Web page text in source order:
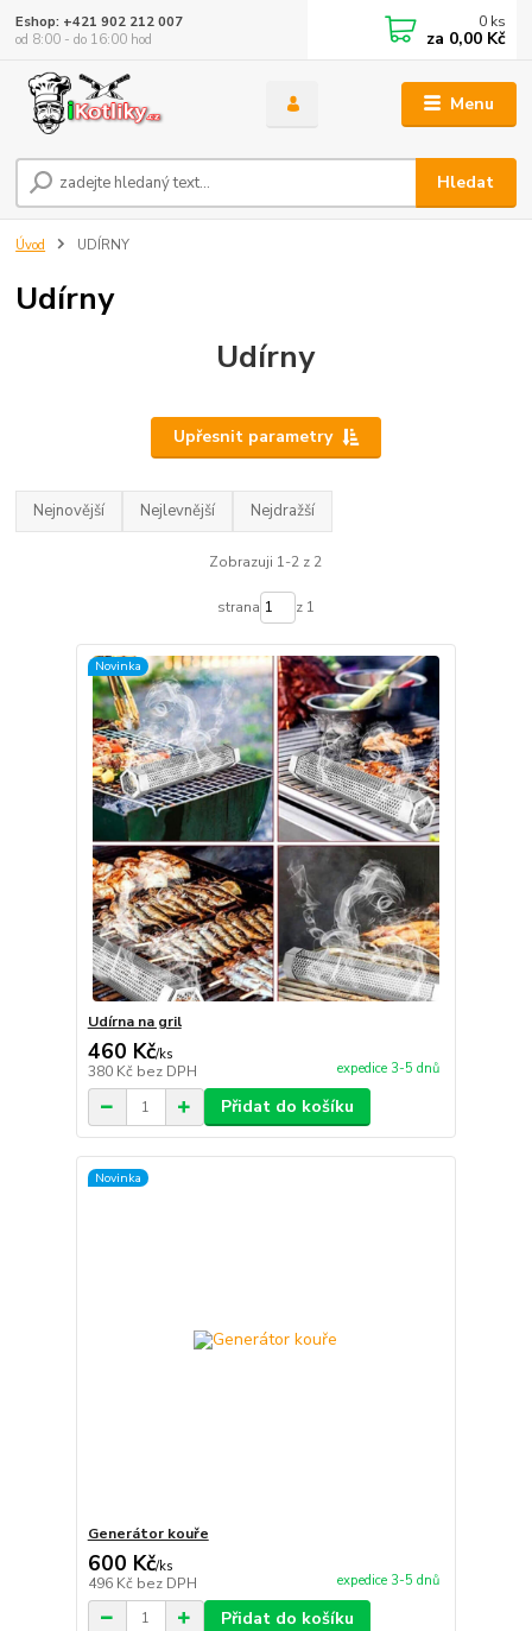
Menu
Hledat
Eshop: +421 902 212 007
od 8:00 - do 16:00 hod
0 ks
za 0,00 Kč
Úvod UDÍRNY
Udírny
Udírny
Upřesnit parametry
Nejnovější Nejlevnější Nejdražší
Zobrazuji 1-2 z 2
strana z 1
Novinka
Udírna na gril
460 Kč/ks
380 Kč bez DPH expedice 3-5 dnů
Přidat do košíku
Novinka
Generátor kouře
600 Kč/ks
496 Kč bez DPH expedice 3-5 dnů
Přidat do košíku